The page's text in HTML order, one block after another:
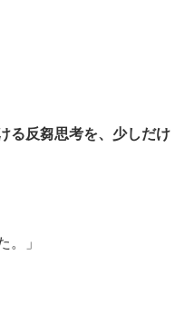
る反芻思考を、少しだけ
。」